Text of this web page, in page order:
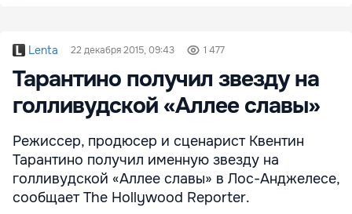
Lenta 22 декабря 2015, 09:43 1 477
Тарантино получил звезду на
голливудской «Аллее славы»
Режиссер, продюсер и сценарист Квентин
Тарантино получил именную звезду на
голливудской «Аллее славы» в Лос-Анджелесе,
сообщает The Hollywood Reporter.